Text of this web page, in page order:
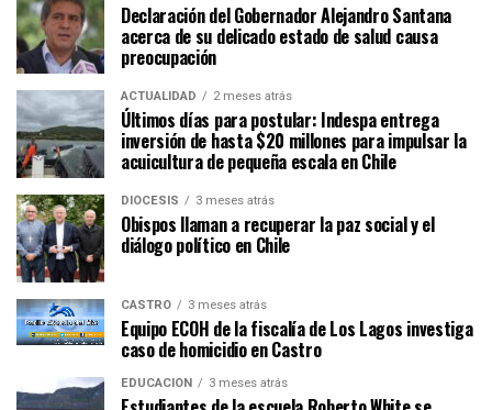
Declaración del Gobernador Alejandro Santana
acerca de su delicado estado de salud causa
preocupación
ACTUALIDAD 2 meses atrás
Últimos días para postular: Indespa entrega
inversión de hasta $20 millones para impulsar la
acuicultura de pequeña escala en Chile
DIÓCESIS 3 meses atrás
Obispos llaman a recuperar la paz social y el
diálogo político en Chile
CASTRO 3 meses atrás
Equipo ECOH de la fiscalía de Los Lagos investiga
caso de homicidio en Castro
EDUCACIÓN 3 meses atrás